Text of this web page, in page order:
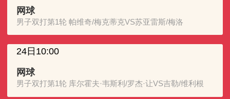
网球
男子双打第1轮 帕维奇/梅克蒂克VS苏亚雷斯/梅洛
24日10:00
网球
男子双打第1轮 库尔霍夫·韦斯利/罗杰·让VS吉勒/维利根